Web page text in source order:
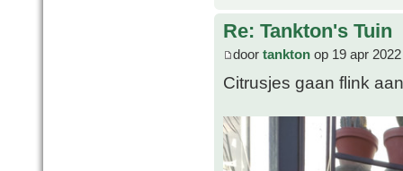
Re: Tankton's Tuin
door tankton op 19 apr
Citrusjes gaan flink